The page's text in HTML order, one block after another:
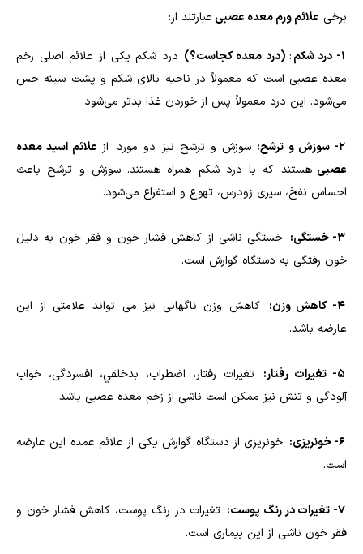
برخی علائم ورم معده عصبیعبارتند از:
1- درد شکم : (درد معده كجاست؟) درد شکم یکی از علائم اصلی زخم
معده عصبی است که معمولاً در ناحیه بالای شکم و پشت سینه حس
می‌شود. این درد معمولاً پس از خوردن غذا بدتر می‌شود.
2- سوزش و ترشح: سوزش و ترشح نیز دو مورد از علائم اسید معده
عصبی هستند که با درد شکم همراه هستند. سوزش و ترشح باعث
احساس نفخ، سیری زودرس، تهوع و استفراغ می‌شود.
3- خستگی:
خستگی ناشی از کاهش فشار خون و فقر خون به دلیل
خون رفتگی به دستگاه گوارش است.
4- کاهش وزن:
کاهش وزن ناگهانی نیز می تواند علامتی از این
عارضه باشد.
5- تغیرات رفتار:
تغیرات رفتار، اضطراب، بدخلقي، افسردگی، خواب
آلودگی و تنش نیز ممکن است ناشی از زخم معده عصبی باشد.
6- خونریزی:
خونریزی از دستگاه گوارش یکی از علائم عمده این عارضه
است.
7- تغیرات در رنگ پوست:
تغیرات در رنگ پوست، کاهش فشار خون و
فقر خون ناشی از این بیماری است.